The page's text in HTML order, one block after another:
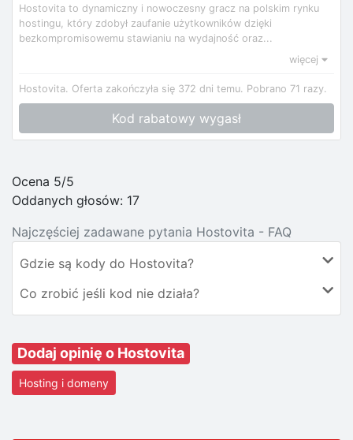
Hostovita to dynamiczny i nowoczesny gracz na polskim rynku
hostingu, który zdobył zaufanie użytkowników dzięki
bezkompromisowemu stawianiu na wydajność oraz...
więcej
Hostovita. Oferta zakończyła się 372 dni temu. Pobrano 71 razy.
Kod rabatowy wygasł
Ocena 5/5
Oddanych głosów: 17
Najczęściej zadawane pytania Hostovita - FAQ
Gdzie są kody do Hostovita?
Co zrobić jeśli kod nie działa?
Dodaj opinię o Hostovita
Hosting i domeny